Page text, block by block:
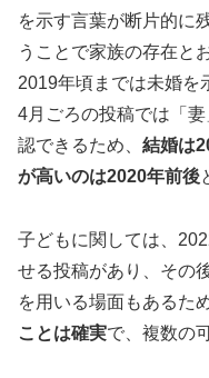
を示す言葉が断片的に
うことで家族の存在と
2019年頃までは未婚を
4月ごろの投稿では「
認できるため、 結婚は
が高いのは2020年前後
子どもに関しては、
せる投稿があり、その
を用いる場面もあるため
ことは確実で、複数の